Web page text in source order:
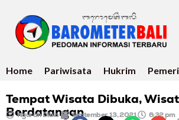
Home Pariwisata Hukrim
Tempat Wisata Dibuka,
Berdatangan
Ngurah Dibia September 13, 2021 6:32 pm